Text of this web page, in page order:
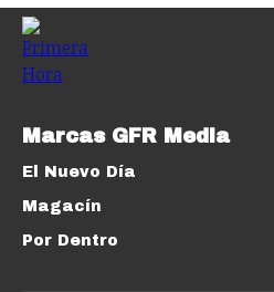
Marcas GFR Media
El Nuevo Día
Magacín
Por Dentro